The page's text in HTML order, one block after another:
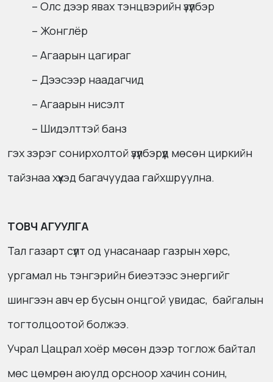
– Олс дээр явах тэнцвэрийн үзүүлбэр
– Жонглёр
– Агаарын цагираг
– Дээсээр наадагчид
– Агаарын нисэлт
– Шидэлттэй банз
гэх зэрэг сонирхолтой үзүүлбэрүүд мөсөн циркийн
тайзнаа хүүхэд багачуудаа гайхшруулна.
ТОВЧ АГУУЛГА
Тал газарт сүүлт од унасанаар газрын хөрс,
ургамал нь тэнгэрийн биеэтээс энергийг
шингээн авч ер бусын онцгой увидас, байгалын
тогтолцоотой болжээ.
Учрал Цацрал хоёр мөсөн дээр тоглож байтал
мөс цөмрөн аюулд орсноор хачин сонин,